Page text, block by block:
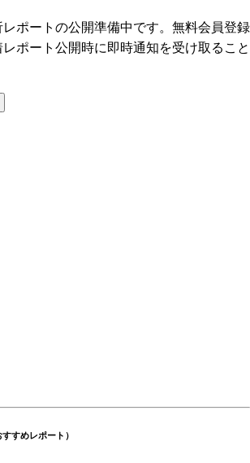
ポートの公開準備中です。無料会員登録
ポート公開時に即時通知を受け取ること
すめレポート）